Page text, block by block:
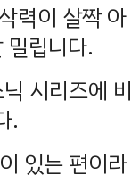
력이 살짝 아
밀립니다.
시리즈에 비
.
있는 편이라